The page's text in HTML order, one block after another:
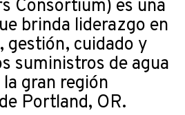
Consortium) es una
brinda liderazgo en
gestión, cuidado y
suministros de agua
gran región
Portland, OR.